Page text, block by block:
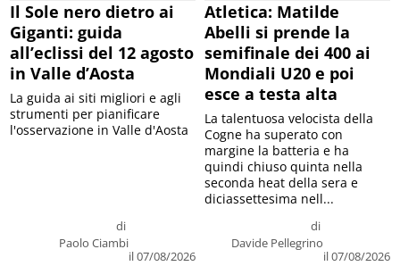
Il Sole nero dietro ai
Giganti: guida
all’eclissi del 12 agosto
in Valle d’Aosta
di
Paolo Ciambi
il 07/08/2026
La guida ai siti migliori e agli
strumenti per pianificare
l'osservazione in Valle d'Aosta
Atletica: Matilde
Abelli si prende la
semifinale dei 400 ai
Mondiali U20 e poi
esce a testa alta
di
Davide Pellegrino
il 07/08/2026
La talentuosa velocista della
Cogne ha superato con
margine la batteria e ha
quindi chiuso quinta nella
seconda heat della sera e
diciassettesima nell...